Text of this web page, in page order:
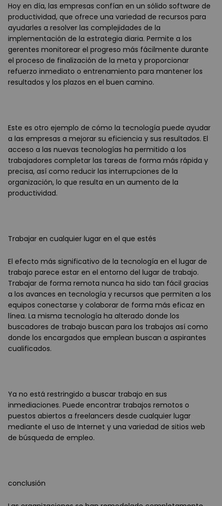
Hoy en día, las empresas confían en un sólido software de
productividad, que ofrece una variedad de recursos para
ayudarles a resolver las complejidades de la
implementación de la estrategia diaria. Permite a los
gerentes monitorear el progreso más fácilmente durante
el proceso de finalización de la meta y proporcionar
refuerzo inmediato o entrenamiento para mantener los
resultados y los plazos en el buen camino.
Este es otro ejemplo de cómo la tecnología puede ayudar
a las empresas a mejorar su eficiencia y sus resultados. El
acceso a las nuevas tecnologías ha permitido a los
trabajadores completar las tareas de forma más rápida y
precisa, así como reducir las interrupciones de la
organización, lo que resulta en un aumento de la
productividad.
Trabajar en cualquier lugar en el que estés
El efecto más significativo de la tecnología en el lugar de
trabajo parece estar en el entorno del lugar de trabajo.
Trabajar de forma remota nunca ha sido tan fácil gracias
a los avances en tecnología y recursos que permiten a los
equipos conectarse y colaborar de forma más eficaz en
línea. La misma tecnología ha alterado donde los
buscadores de trabajo buscan para los trabajos así como
donde los encargados que emplean buscan a aspirantes
cualificados.
Ya no está restringido a buscar trabajo en sus
inmediaciones. Puede encontrar trabajos remotos o
puestos abiertos a freelancers desde cualquier lugar
mediante el uso de Internet y una variedad de sitios web
de búsqueda de empleo.
conclusión